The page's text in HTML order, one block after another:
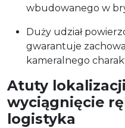
wbudowanego w
Duży udział
gwarantuje
kameralnego
Atuty
wyciągnięcie
logistyka